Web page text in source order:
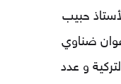
حبيب
ضناوي
و عدد